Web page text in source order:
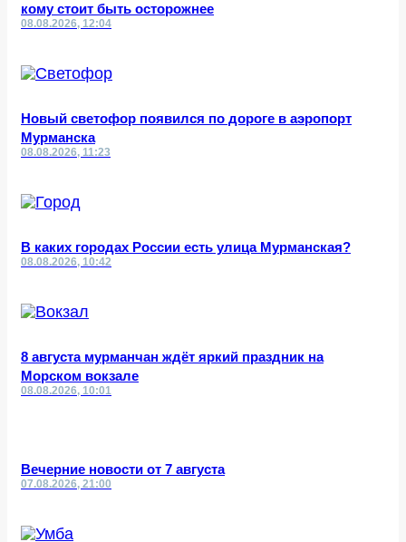
кому стоит быть осторожнее
08.08.2026, 12:04
Новый светофор появился по дороге в аэропорт
Мурманска
08.08.2026, 11:23
В каких городах России есть улица Мурманская?
08.08.2026, 10:42
8 августа мурманчан ждёт яркий праздник на
Морском вокзале
08.08.2026, 10:01
Вечерние новости от 7 августа
07.08.2026, 21:00